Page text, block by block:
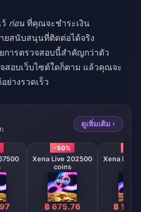
ก่อน ที่คุณจะชำระเงิน
ยสนับสนุนที่ติดต่อได้จริง
การตรวจสอบนี้สำคัญกว่าตัว
สอบเว็บไซต์ใดก็ตาม แล้วคุณจะ
ย่างรวดเร็ว
ดูเพิ่มเติม ›
-50%
Xena Live 202500
coins
฿ 675.76
Xena Live
฿